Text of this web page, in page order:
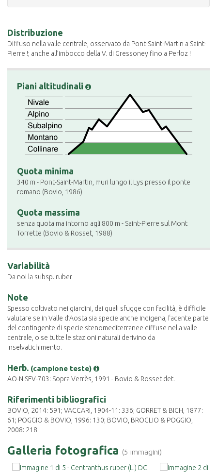
Distribuzione
Diffuso nella valle centrale, osservato da Pont-Saint-Martin a Saint-
Pierre !; anche all’imbocco della V. di Gressoney fino a Perloz !
Piani altitudinali
Quota minima
340 m - Pont-Saint-Martin, muri lungo il Lys presso il ponte
romano (Bovio, 1986)
Quota massima
senza quota ma intorno agli 800 m - Saint-Pierre sul Mont
Torrette (Bovio & Rosset, 1988)
Variabilità
Da noi la subsp. ruber
Note
Spesso coltivato nei giardini, dai quali sfugge con facilità, è difficile
valutare se in Valle d’Aosta sia specie anche indigena, facente parte
del contingente di specie stenomediterranee diffuse nella valle
centrale, o se tutte le stazioni naturali derivino da
inselvatichimento.
Herb. (campione teste)
AO-N.SFV-703: Sopra Verrès, 1991 - Bovio & Rosset det.
Riferimenti bibliografici
BOVIO, 2014: 591; VACCARI, 1904-11: 336; GORRET & BICH, 1877:
61; POGGIO & BOVIO, 1996: 130; BOVIO, BROGLIO & POGGIO,
2008: 218
Galleria fotografica (5 immagini)